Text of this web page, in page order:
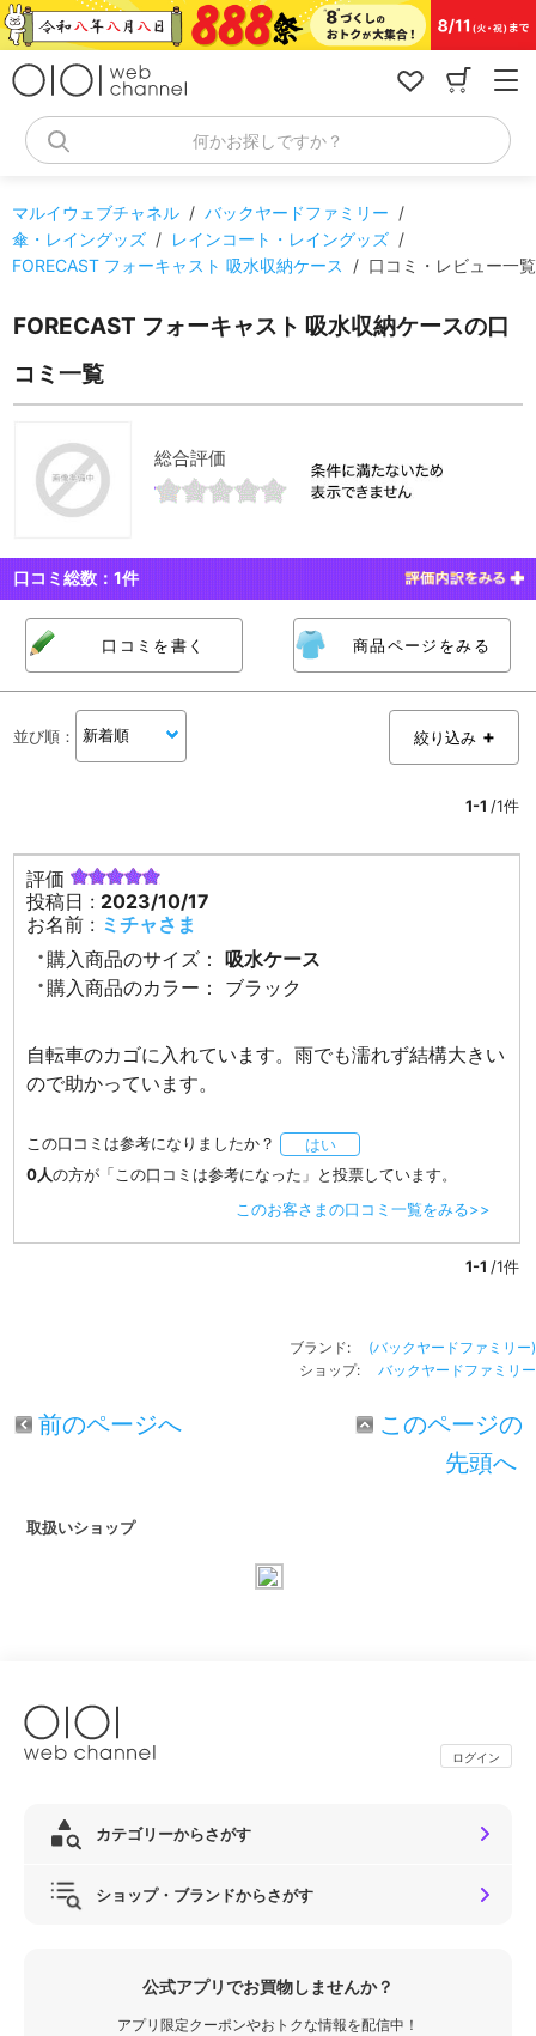
コ
ン
何かお探しですか？
マルイウェブチャネル / バックヤードファミリー /
傘・レイングッズ / レインコート・レイングッズ /
FORECAST フォーキャスト 吸水収納ケース
/ 口コミ・レビュー一覧
FORECAST フォーキャスト 吸水収納ケースの口
コミ一覧
総合評価
口コミ総数：1件
口コミを書く 商品ページをみる
並び順 ： 絞り込み
1-1 /1件
評価
投稿日 : 2023/10/17
お名前 : ミチャさま
購入商品のサイズ：
吸水ケース
購入商品のカラー：
ブラック
自転車のカゴに入れています。雨でも濡れず結構大きい
ので助かっています。
この口コミは参考になりましたか？
はい
0人の方が「この口コミは参考になった」と投票しています。
このお客さまの口コミ一覧をみる>>
1-1/1件
ブランド: (バックヤードファミリー)
ショップ: バックヤードファミリー
前のページへ
このページの
先頭へ
取扱いショップ
ログイン
カテゴリーからさがす
ショップ・ブランドからさがす
公式アプリでお買物しませんか？
アプリ限定クーポンやおトクな情報を配信中！